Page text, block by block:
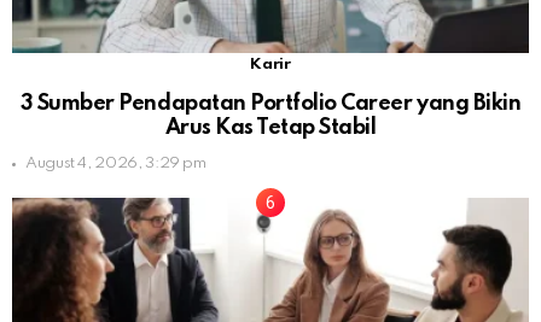
Karir
3 Sumber Pendapatan Portfolio Career yang Bikin
Arus Kas Tetap Stabil
August 4, 2026, 3:29 pm